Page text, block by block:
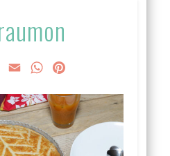
Twitter
Email WhatsApp